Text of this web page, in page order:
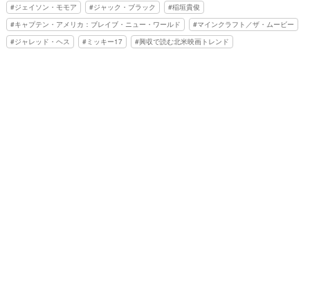
ジェイソン・モモア ジャック・ブラック
稲垣貴俊
キャプテン・アメリカ：ブレイブ・ニュー・ワールド
マインクラフト／ザ・ムービー
ジャレッド・ヘス
ミッキー17 興収で読む北米映画トレンド